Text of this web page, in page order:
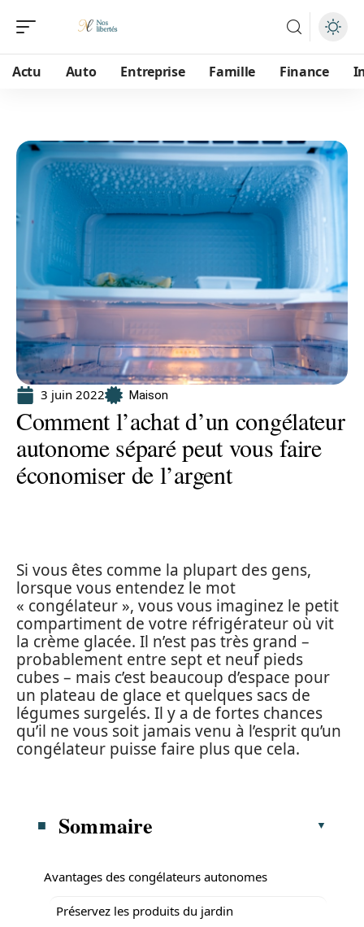
Actu Auto Entreprise Famille Finance
3 juin 2022 Maison
Comment l’achat d’un congélateur
autonome séparé peut vous faire
économiser de l’argent
Si vous êtes comme la plupart des gens,
lorsque vous entendez le mot
« congélateur », vous vous imaginez le petit
compartiment de votre réfrigérateur où vit
la crème glacée. Il n’est pas très grand –
probablement entre sept et neuf pieds
cubes – mais c’est beaucoup d’espace pour
un plateau de glace et quelques sacs de
légumes surgelés. Il y a de fortes chances
qu’il ne vous soit jamais venu à l’esprit qu’un
congélateur puisse faire plus que cela.
Sommaire
Avantages des congélateurs autonomes
Préservez les produits du jardin